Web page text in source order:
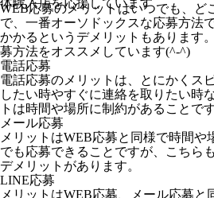
体験入店を応援しています
WEB応募のメリットはいつでも、ど
で、一番オーソドックスな応募方法
かかるというデメリットもあります
募方法をオススメしています(^-^)
電話応募
電話応募のメリットは、とにかくス
したい時やすぐに連絡を取りたい時
トは時間や場所に制約があることです
メール応募
メリットはWEB応募と同様で時間や
でも応募できることですが、こちら
デメリットがあります。
LINE応募
メリットはWEB応募、メール応募と